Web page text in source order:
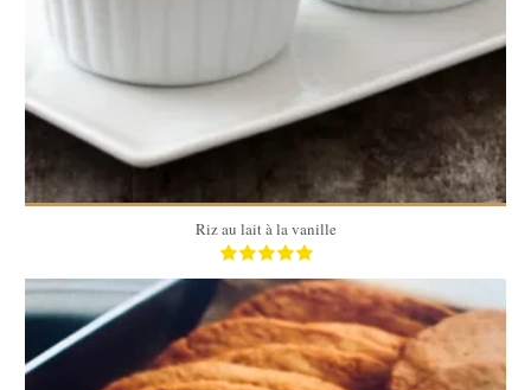
Riz au lait à la vanille